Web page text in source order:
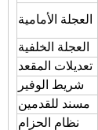
العجلة الأمامية
العجلة الخلفية
تعديلات المقعد
شريط الوفير
مسند للقدمين
نظام الحزام